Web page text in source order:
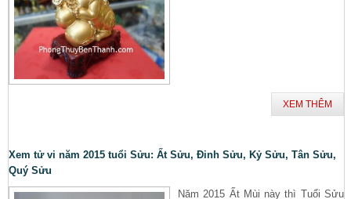
XEM THÊM
Xem tử vi năm 2015 tuổi Sửu: Ất Sửu, Đinh Sửu, Kỷ Sửu, Tân Sửu,
Quý Sửu
Năm 2015 Ất Mùi này thì Tuổi Sửu